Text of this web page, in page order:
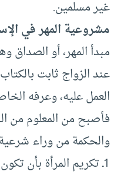
غير مسلمين.
مشروعية المهر في
مبدأ المهر، أو الصداق
عند الزواج ثابت
العمل عليه، وعرفه
فأصبح من المعلوم من
والحكمة من وراء
1ـ تكريم المرأة بأن